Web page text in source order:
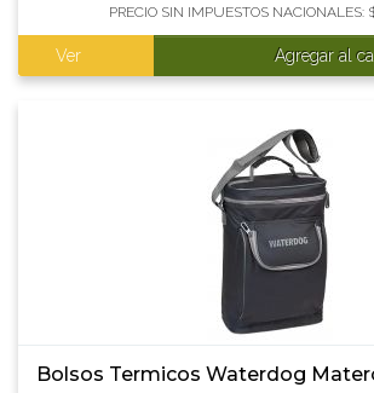
PRECIO SIN IMPUESTOS NACIONALES:
Ver Agregar al
Bolsos Termicos Waterdog